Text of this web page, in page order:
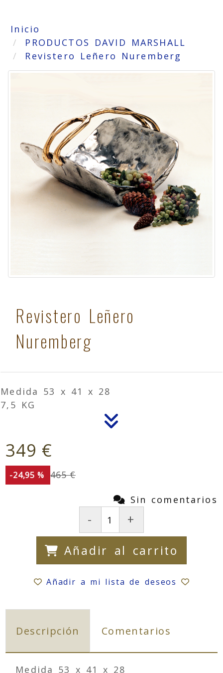
Inicio
PRODUCTOS DAVID MARSHALL
Revistero Leñero Nuremberg
Revistero Leñero
Nuremberg
Medida 53 x 41 x 28
7,5 KG
349 €
-24,95 % 465 €
Sin comentarios
-
+
Añadir al carrito
Añadir a mi lista de deseos
Descripción Comentarios
Medida 53 x 41 x 28